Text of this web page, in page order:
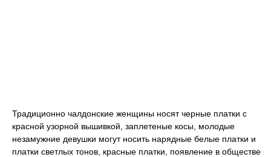
Традиционно чалдонские женщины носят черные платки с
красной узорной вышивкой, заплетеные косы, молодые
незамужние девушки могут носить нарядные белые платки и
платки светлых тонов, красные платки, появление в обществе